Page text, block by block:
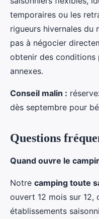
temporaires ou les
rigueurs hivernales du
pas à négocier
obtenir des conditions
annexes.
Conseil malin :
dès septembre pour
Questions
Quand ouvre le
Notre camping toute
ouvert 12 mois sur 12,
établissements